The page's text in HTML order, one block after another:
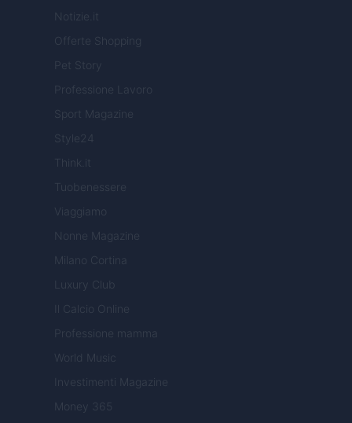
Notizie.it
Offerte Shopping
Pet Story
Professione Lavoro
Sport Magazine
Style24
Think.it
Tuobenessere
Viaggiamo
Nonne Magazine
Milano Cortina
Luxury Club
Il Calcio Online
Professione mamma
World Music
Investimenti Magazine
Money 365